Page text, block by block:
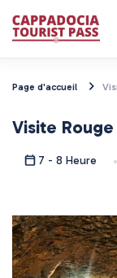
Page d'accueil
Visite
7 - 8 Heure